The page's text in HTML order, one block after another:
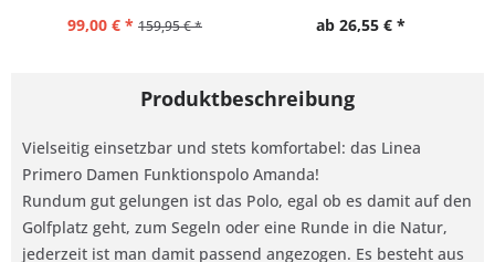
99,00 € * 159,95 € * ab 26,55 € *
Produktbeschreibung
Vielseitig einsetzbar und stets komfortabel: das Linea
Primero Damen Funktionspolo Amanda!
Rundum gut gelungen ist das Polo, egal ob es damit auf den
Golfplatz geht, zum Segeln oder eine Runde in die Natur,
jederzeit ist man damit passend angezogen. Es besteht aus